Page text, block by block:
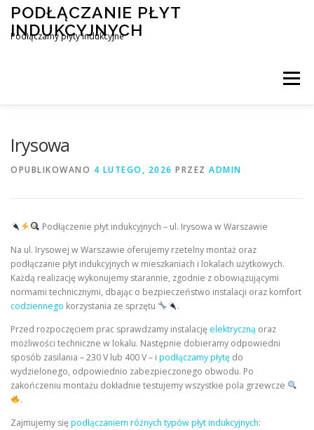
Przejdź
treści
PODŁĄCZANIE PŁYT
INDUKCYJNYCH
Podłączamy płyty indukcyjne
Menu
Irysowa
OPUBLIKOWANO 4 LUTEGO, 2026 PRZEZ ADMIN
Podłączenie płyt indukcyjnych – ul. Irysowa w Warszawie
Na ul. Irysowej w Warszawie oferujemy rzetelny montaż oraz
podłączanie płyt indukcyjnych w mieszkaniach i lokalach użytkowych.
Każdą realizację wykonujemy starannie, zgodnie z obowiązującymi
normami technicznymi, dbając o bezpieczeństwo instalacji oraz komfort
codziennego korzystania ze sprzętu
.
Przed rozpoczęciem prac sprawdzamy instalację elektryczną oraz
możliwości techniczne w lokalu. Następnie dobieramy odpowiedni
sposób zasilania – 230 V lub 400 V – i podłączamy płytę do
wydzielonego, odpowiednio zabezpieczonego obwodu. Po
zakończeniu montażu dokładnie testujemy wszystkie pola grzewcze
.
Zajmujemy siępodłączaniem różnych typów płyt indukcyjnych: